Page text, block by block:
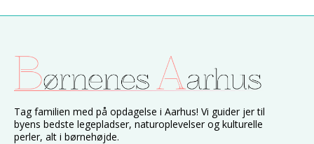
Tag familien med på opdagelse i Aarhus! Vi guider jer til
byens bedste legepladser, naturoplevelser og kulturelle
perler, alt i børnehøjde.